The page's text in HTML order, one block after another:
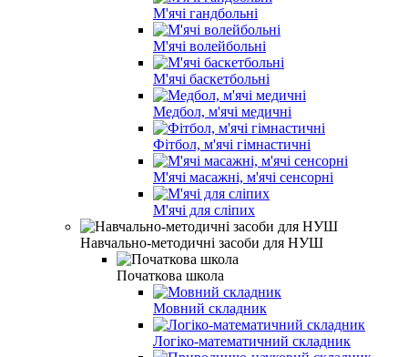
М'ячі гандбольні
М'ячі волейбольні
М'ячі баскетбольні
Медбол, м'ячі медичні
Фітбол, м'ячі гімнастичні
М'ячі масажні, м'ячі сенсорні
М'ячі для сліпих
Навчально-методичні засоби для НУШ
Початкова школа
Мовний складник
Логіко-математичний складник